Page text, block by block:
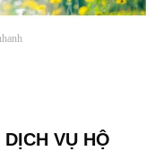
DỊCH VỤ HỘ